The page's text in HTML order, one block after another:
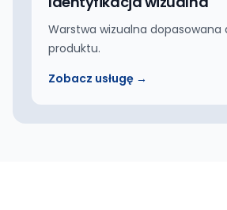
Warstwa wizualna dopasowana
produktu.
Zobacz usługę →